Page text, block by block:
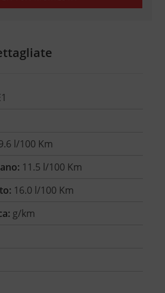
l/100 Km
11.5 l/100 Km
16.0 l/100 Km
g/km